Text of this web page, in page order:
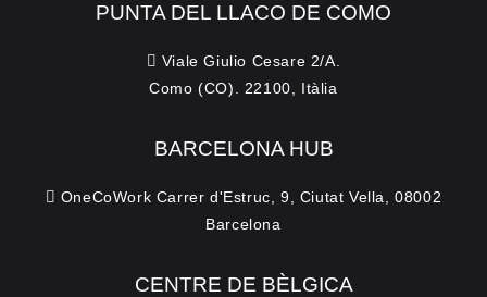
PUNTA DEL LLACO DE COMO
Viale Giulio Cesare 2/A.
Como (CO). 22100, Itàlia
BARCELONA HUB
OneCoWork Carrer d'Estruc, 9, Ciutat Vella, 08002
Barcelona
CENTRE DE BÈLGICA